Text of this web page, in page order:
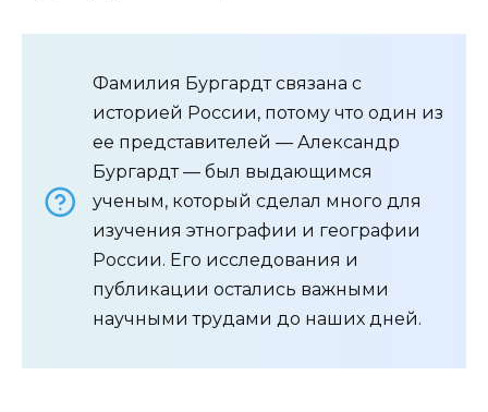
Фамилия Бургардт связана с
историей России, потому что один из
ее представителей — Александр
Бургардт — был выдающимся
ученым, который сделал много для
изучения этнографии и географии
России. Его исследования и
публикации остались важными
научными трудами до наших дней.